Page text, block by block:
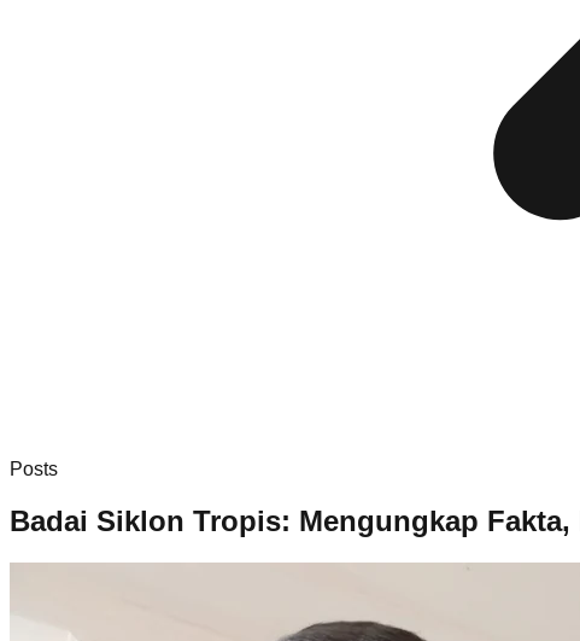
Posts
Badai Siklon Tropis: Mengungkap